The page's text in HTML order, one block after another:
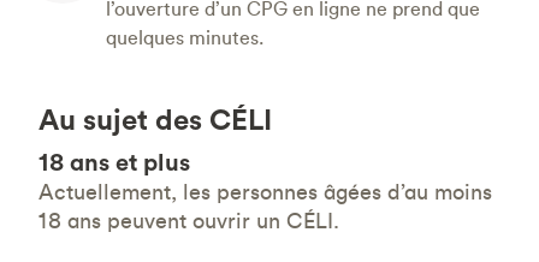
l’ouverture d’un CPG en ligne ne prend que
quelques minutes.
Au sujet des CÉLI
18 ans et plus
Actuellement, les personnes âgées d’au moins
18 ans peuvent ouvrir un CÉLI.